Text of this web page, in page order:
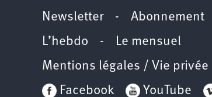
Newsletter- Abonnement
L’hebdo - Le mensuel
Mentions légales / Vie privée
Facebook
YouTube